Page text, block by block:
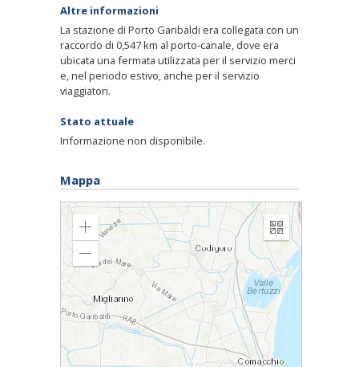
Altre informazioni
La stazione di Porto Garibaldi era collegata con un
raccordo di 0,547 km al porto-canale, dove era
ubicata una fermata utilizzata per il servizio merci
e, nel periodo estivo, anche per il servizio
viaggiatori.
Stato attuale
Informazione non disponibile.
Mappa